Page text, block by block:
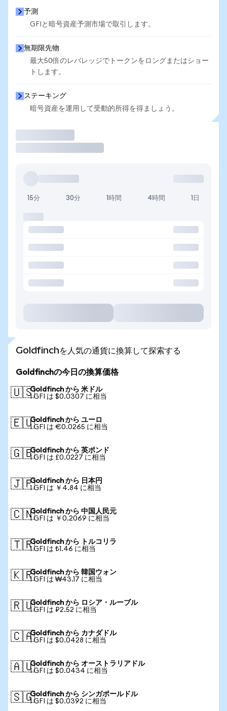
予測
GFIと暗号資産予測市場で取引します。
無期限先物
最大50倍のレバレッジでトークンをロングまたはショー
トします。
ステーキング
暗号資産を運用して受動的所得を得ましょう。
15分 30分 1時間 4時間 1日
Goldfinchを人気の通貨に換算して探索する
Goldfinchの今日の換算価格
🇺🇸Goldfinch から 米ドル
1 GFI は $0.0307 に相当
🇪🇺Goldfinch から ユーロ
1 GFI は €0.0265 に相当
🇬🇧Goldfinch から 英ポンド
1 GFI は £0.0227 に相当
🇯🇵Goldfinch から 日本円
1 GFI は ￥4.84 に相当
🇨🇳Goldfinch から 中国人民元
1 GFI は ￥0.2069 に相当
🇹🇷Goldfinch から トルコリラ
1 GFI は ₺1.46 に相当
🇰🇷Goldfinch から 韓国ウォン
1 GFI は ₩43.17 に相当
🇷🇺Goldfinch から ロシア・ルーブル
1 GFI は ₽2.52 に相当
🇨🇦Goldfinch から カナダドル
1 GFI は $0.0428 に相当
🇦🇺Goldfinch から オーストラリアドル
1 GFI は $0.0434 に相当
🇸🇬Goldfinch から シンガポールドル
1 GFI は $0.0392 に相当